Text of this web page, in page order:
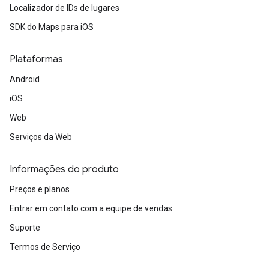
Localizador de IDs de lugares
SDK do Maps para iOS
Plataformas
Android
iOS
Web
Serviços da Web
Informações do produto
Preços e planos
Entrar em contato com a equipe de vendas
Suporte
Termos de Serviço